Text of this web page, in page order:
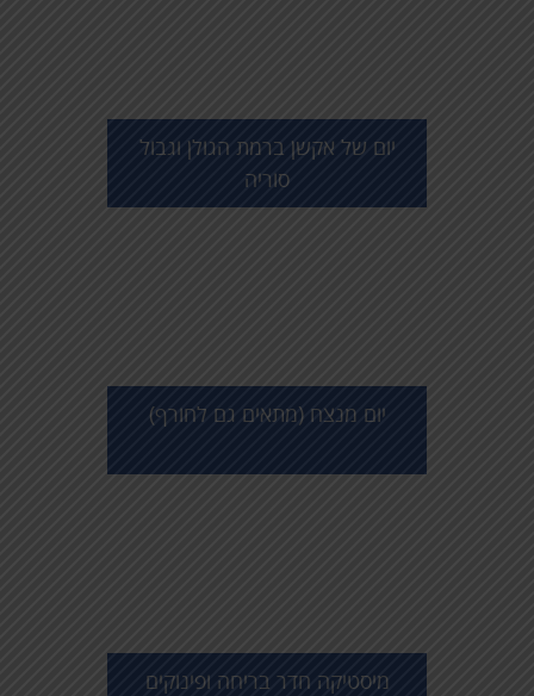
יום של אקשן ברמת הגולן וגבול
סוריה
יום מנצח (מתאים גם לחורף)
מיסטיקה חדר בריחה ופינוקים